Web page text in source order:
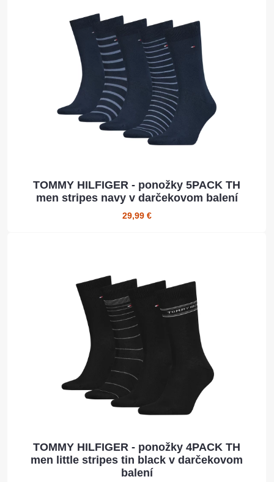
TOMMY HILFIGER - ponožky 5PACK TH
men stripes navy v darčekovom balení
29,99 €
TOMMY HILFIGER - ponožky 4PACK TH
men little stripes tin black v darčekovom
balení